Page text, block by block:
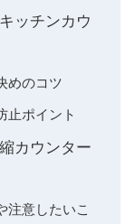
ッチンカウ
めのコツ
止ポイント
カウンター
注意したいこ